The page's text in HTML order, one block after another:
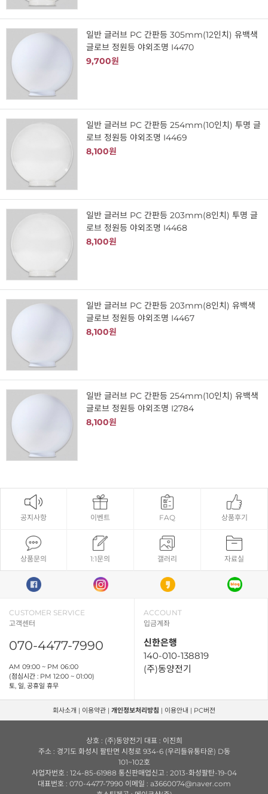
일반 글러브 PC 간판등 305mm(12인치) 유백색
글로브 정원등 야외조명 I4470
9,700원
일반 글러브 PC 간판등 254mm(10인치) 투명 글
로브 정원등 야외조명 I4469
8,100원
일반 글러브 PC 간판등 203mm(8인치) 투명 글
로브 정원등 야외조명 I4468
8,100원
일반 글러브 PC 간판등 203mm(8인치) 유백색
글로브 정원등 야외조명 I4467
8,100원
일반 글러브 PC 간판등 254mm(10인치) 유백색
글로브 정원등 야외조명 I2784
8,100원
공지사항 이벤트 FAQ 상품후기
상품문의 1:1문의 갤러리 자료실
CUSTOMER SERVICE
고객센터
070-4477-7990
AM 09:00 ~ PM 06:00
(점심시간 : PM 12:00 ~ 01:00)
토, 일, 공휴일 휴무
ACCOUNT
입금계좌
신한은행
140-010-138819
(주)동양전기
회사소개 | 이용약관 | 개인정보처리방침 | 이용안내 | PC버전
상호 : (주)동양전기 대표 : 이진희
주소 : 경기도 화성시 팔탄면 시청로 934-6 (우리들유통타운) D동
101~102호
사업자번호 : 124-85-61988 통신판매업신고 : 2013-화성팔탄-19-04
대표번호 : 070-4477-7990 이메일 : a3660074@naver.com